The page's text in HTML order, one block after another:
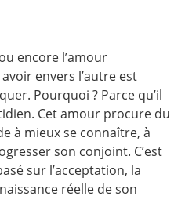
encore l’amour
envers l’autre est
Pourquoi ? Parce qu’il
Cet amour procure du
à mieux se connaître, à
son conjoint. C’est
sur l’acceptation, la
réelle de son